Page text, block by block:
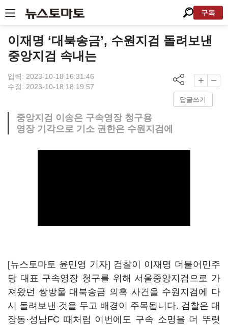
구독
이재명 ‘대북송금’, 수원지검 돌려보낸
중앙지검 속내는
입력: 2023-10-18 16:31:46
수정: 2023-10-18 18:19:57
답글쓰기
중앙지검 이송은 구속영장 청구용
영장 기각으로 기소 권한은 수원지검에
[뉴스토마토 윤민영 기자] 검찰이 이재명 더불어민주
당 대표 구속영장 청구를 위해 서울중앙지검으로 가
져왔던 쌍방울 대북송금 의혹 사건을 수원지검에 다
시 돌려보낸 것을 두고 배경이 주목됩니다. 검찰은 대
장동·성남FC 때처럼 이번에도 구속 소명을 더 뚜렷